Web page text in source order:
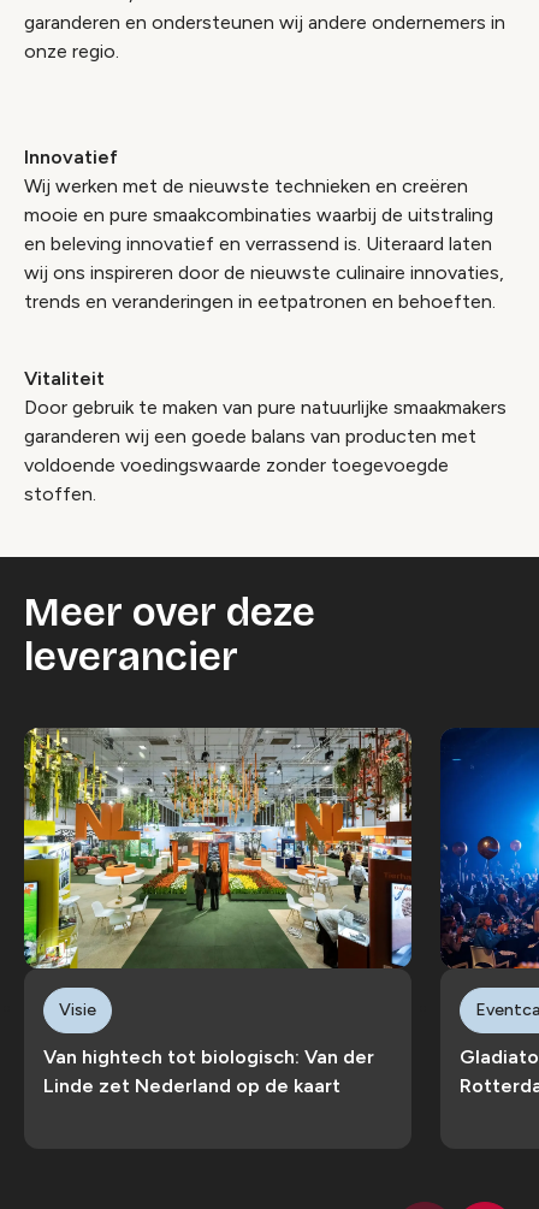
garanderen en ondersteunen wij andere ondernemers in
onze regio.
Innovatief
Wij werken met de nieuwste technieken en creëren
mooie en pure smaakcombinaties waarbij de uitstraling
en beleving innovatief en verrassend is. Uiteraard laten
wij ons inspireren door de nieuwste culinaire innovaties,
trends en veranderingen in eetpatronen en behoeften.
Vitaliteit
Door gebruik te maken van pure natuurlijke smaakmakers
garanderen wij een goede balans van producten met
voldoende voedingswaarde zonder toegevoegde
stoffen.
Meer over deze
leverancier
Van hightech tot biologisch: Van der
Linde zet Nederland op de kaart
Visie